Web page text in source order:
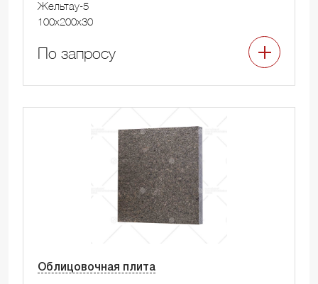
Жельтау-5
100x200x30
По запросу
Облицовочная плита